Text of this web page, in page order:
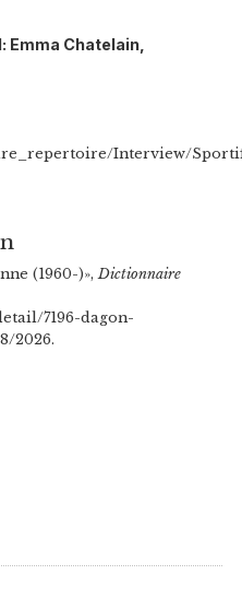
Chatelain,
Interview/
(1960-)», Dictionnaire
7196-dagon-
2026.